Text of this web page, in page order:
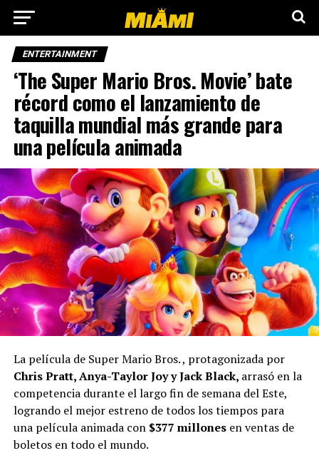
ENTERTAINMENT
‘The Super Mario Bros. Movie’ bate
récord como el lanzamiento de
taquilla mundial más grande para
una película animada
La película de Super Mario Bros. , protagonizada por
Chris Pratt, Anya-Taylor Joy y Jack Black, arrasó en la
competencia durante el largo fin de semana del Este,
logrando el mejor estreno de todos los tiempos para
una película animada con$377 millonesen ventas de
boletos en todo el mundo.